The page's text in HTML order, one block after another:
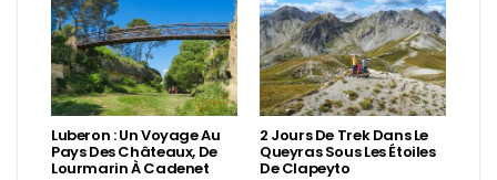
Luberon : Un Voyage Au
Pays Des Châteaux, De
Lourmarin À Cadenet
2 Jours De Trek Dans Le
Queyras Sous Les Étoiles
De Clapeyto